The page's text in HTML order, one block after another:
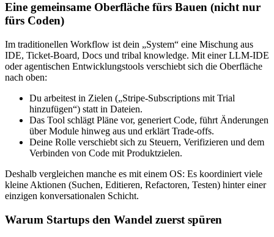
Eine gemeinsame Oberfläche fürs Bauen (nicht nur
fürs Coden)
Im traditionellen Workflow ist dein „System“ eine Mischung aus
IDE, Ticket-Board, Docs und tribal knowledge. Mit einer LLM-IDE
oder agentischen Entwicklungstools verschiebt sich die Oberfläche
nach oben:
Du arbeitest in Zielen („Stripe-Subscriptions mit Trial
hinzufügen“) statt in Dateien.
Das Tool schlägt Pläne vor, generiert Code, führt Änderungen
über Module hinweg aus und erklärt Trade-offs.
Deine Rolle verschiebt sich zu Steuern, Verifizieren und dem
Verbinden von Code mit Produktzielen.
Deshalb vergleichen manche es mit einem OS: Es koordiniert viele
kleine Aktionen (Suchen, Editieren, Refactoren, Testen) hinter einer
einzigen konversationalen Schicht.
Warum Startups den Wandel zuerst spüren